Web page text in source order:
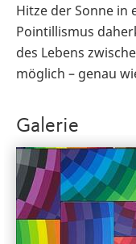
Hitze der Sonne
Pointillismus
des Lebens
möglich – genau
Galerie